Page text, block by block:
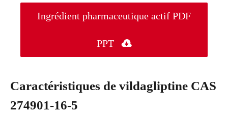
Ingrédient pharmaceutique actif PDF
PPT 
Caractéristiques de vildagliptine CAS
274901-16-5